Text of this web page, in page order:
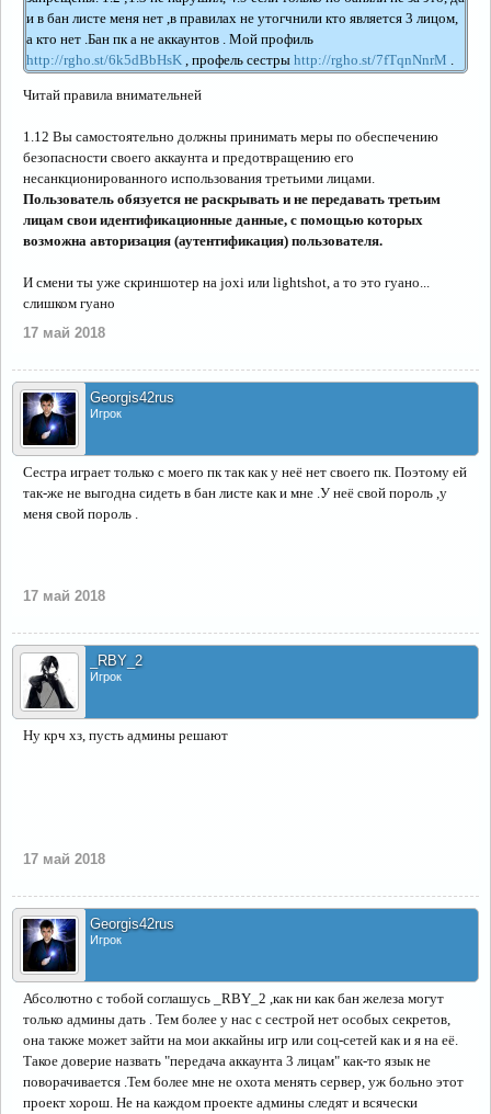
и в бан листе меня нет ,в правилах не утогчнили кто является 3 лицом,
а кто нет .Бан пк а не аккаунтов . Мой профиль
http://rgho.st/6k5dBbHsK , профель сестры http://rgho.st/7fTqnNnrM
Читай правила внимательней
1.12 Вы самостоятельно должны принимать меры по обеспечению
безопасности своего аккаунта и предотвращению его
несанкционированного использования третьими лицами.
Пользователь обязуется не раскрывать и не передавать третьим
лицам свои идентификационные данные, с помощью которых
возможна авторизация (аутентификация) пользователя.
И смени ты уже скриншотер на joxi или lightshot, а то это гуано...
слишком гуано
17 май 2018
Georgis42rus
Игрок
Сестра играет только с моего пк так как у неё нет своего пк. Поэтому ей
так-же не выгодна сидеть в бан листе как и мне .У неё свой пороль ,у
меня свой пороль .
17 май 2018
_RBY_2
Игрок
Ну крч хз, пусть админы решают
17 май 2018
Georgis42rus
Игрок
Абсолютно с тобой соглашусь _RBY_2 ,как ни как бан железа могут
только админы дать . Тем более у нас с сестрой нет особых секретов,
она также может зайти на мои аккайны игр или соц-сетей как и я на её.
Такое доверие назвать "передача аккаунта 3 лицам" как-то язык не
поворачивается .Тем более мне не охота менять сервер, уж больно этот
проект хорош. Не на каждом проекте админы следят и всячески